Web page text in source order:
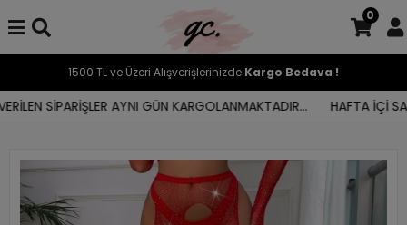
SİPARİŞLER AYNI GÜN KARGOLANMAKTADIR... HAFTA İÇİ
0
1500 TL ve Üzeri Alışverişlerinizde Kargo Bedava !